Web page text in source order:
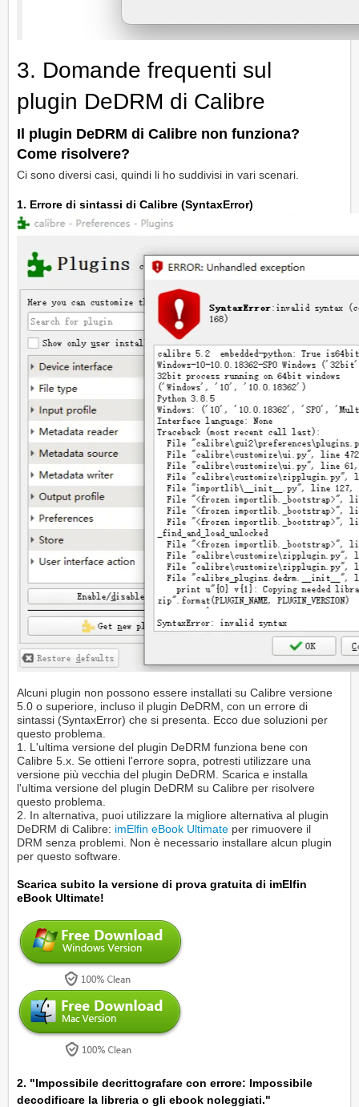
3. Domande frequenti sul
plugin DeDRM di Calibre
Il plugin DeDRM di Calibre non funziona?
Come risolvere?
Ci sono diversi casi, quindi li ho suddivisi in vari scenari.
1. Errore di sintassi di Calibre (SyntaxError)
Alcuni plugin non possono essere installati su Calibre versione
5.0 o superiore, incluso il plugin DeDRM, con un errore di
sintassi (SyntaxError) che si presenta. Ecco due soluzioni per
questo problema.
1. L'ultima versione del plugin DeDRM funziona bene con
Calibre 5.x. Se ottieni l'errore sopra, potresti utilizzare una
versione più vecchia del plugin DeDRM. Scarica e installa
l'ultima versione del plugin DeDRM su Calibre per risolvere
questo problema.
2. In alternativa, puoi utilizzare la migliore alternativa al plugin
DeDRM di Calibre: imElfin eBook Ultimate per rimuovere il
DRM senza problemi. Non è necessario installare alcun plugin
per questo software.
Scarica subito la versione di prova gratuita di imElfin
eBook Ultimate!
2. "Impossibile decrittografare con errore: Impossibile
decodificare la libreria o gli ebook noleggiati."